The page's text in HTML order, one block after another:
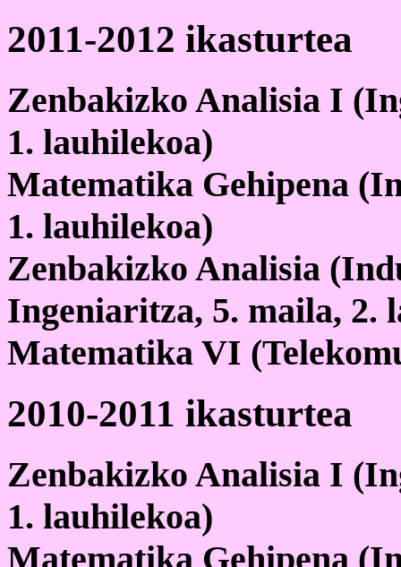
2011-2012 ikasturtea
Zenbakizko Analisia I
1. lauhilekoa)
Matematika Gehipena
1. lauhilekoa)
Zenbakizko Analisia
Ingeniaritza, 5. maila, 2.
Matematika VI
2010-2011 ikasturtea
Zenbakizko Analisia I
1. lauhilekoa)
Matematika Gehipena